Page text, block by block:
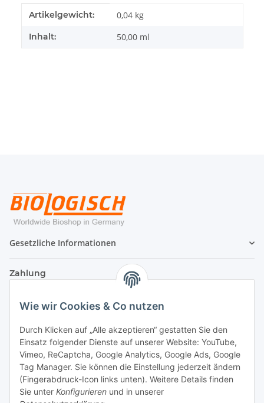
Wie wir Cookies & Co nutzen
Durch Klicken auf „Alle akzeptieren“ gestatten Sie den
Einsatz folgender Dienste auf unserer Website: YouTube,
Vimeo, ReCaptcha, Google Analytics, Google Ads, Google
Tag Manager. Sie können die Einstellung jederzeit ändern
(Fingerabdruck-Icon links unten). Weitere Details finden
Sie unter Konfigurieren und in unserer
Produkteigenschaft
Wert
Artikelgewicht: 0,04 kg
Inhalt: 50,00 ml
Gesetzliche Informationen
Zahlung